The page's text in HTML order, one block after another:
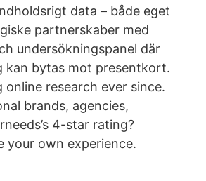
data – både eget
partnerskaber med
undersökningspanel där
kan bytas mot presentkort.
research ever since.
brands, agencies,
4-star rating?
your own experience.